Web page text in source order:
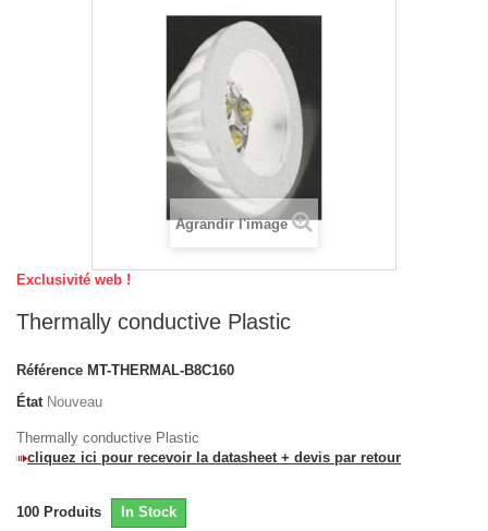
Agrandir l'image
Exclusivité web !
Thermally conductive Plastic
Référence MT-THERMAL-B8C160
État Nouveau
Thermally conductive Plastic
cliquez ici pour recevoir la datasheet + devis par retour
100 Produits In Stock